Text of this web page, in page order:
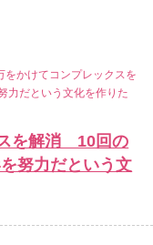
をかけてコンプレックスを
力だという文化を作りた
を解消 10回の
努力だという文